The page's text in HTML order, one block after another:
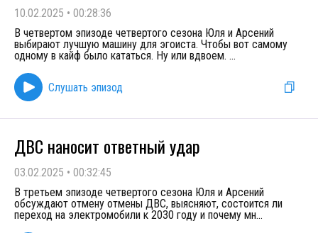
10.02.2025 • 00:28:36
В четвертом эпизоде четвертого сезона Юля и Арсений
выбирают лучшую машину для эгоиста. Чтобы вот самому
одному в кайф было кататься. Ну или вдвоем. ...
Слушать эпизод
ДВС наносит ответный удар
03.02.2025 • 00:32:45
В третьем эпизоде четвертого сезона Юля и Арсений
обсуждают отмену отмены ДВС, выясняют, состоится ли
переход на электромобили к 2030 году и почему мн...